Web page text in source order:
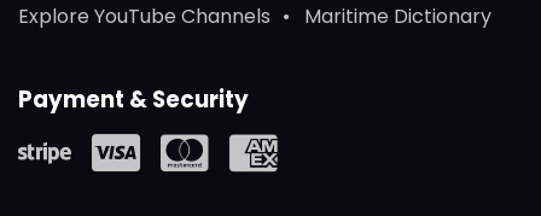
Explore YouTube Channels
Maritime Dictionary
Payment & Security